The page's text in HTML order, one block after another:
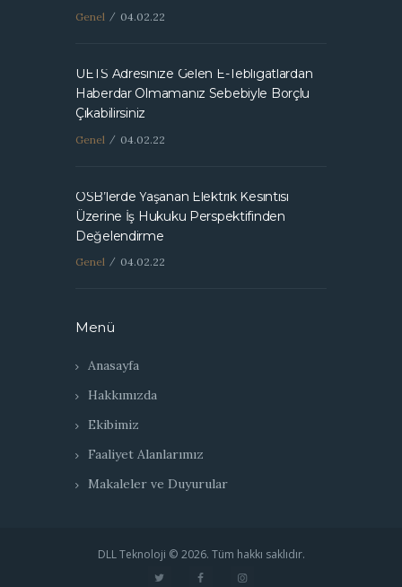
Genel 04.02.22
UETS Adresinize Gelen E-Tebligatlardan
Haberdar Olmamanız Sebebiyle Borçlu
Çıkabilirsiniz
Genel 04.02.22
OSB’lerde Yaşanan Elektrik Kesintisi
Üzerine İş Hukuku Perspektifinden
Değelendirme
Genel 04.02.22
Menü
Anasayfa
Hakkımızda
Ekibimiz
Faaliyet Alanlarımız
Makaleler ve Duyurular
DLL Teknoloji © 2026. Tüm hakkı saklıdır.